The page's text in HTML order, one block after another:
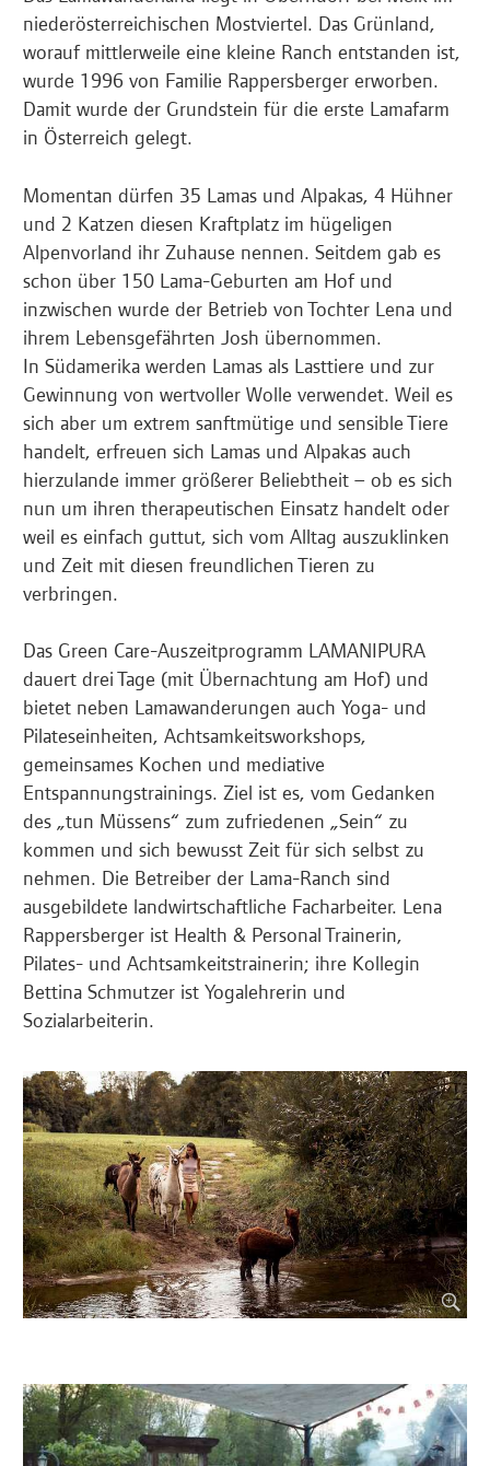
niederösterreichischen Mostviertel. Das Grünland,
worauf mittlerweile eine kleine Ranch entstanden ist,
wurde 1996 von Familie Rappersberger erworben.
Damit wurde der Grundstein für die erste Lamafarm
in Österreich gelegt.
Momentan dürfen 35 Lamas und Alpakas, 4 Hühner
und 2 Katzen diesen Kraftplatz im hügeligen
Alpenvorland ihr Zuhause nennen. Seitdem gab es
schon über 150 Lama-Geburten am Hof und
inzwischen wurde der Betrieb von Tochter Lena und
ihrem Lebensgefährten Josh übernommen.
In Südamerika werden Lamas als Lasttiere und zur
Gewinnung von wertvoller Wolle verwendet. Weil es
sich aber um extrem sanftmütige und sensible Tiere
handelt, erfreuen sich Lamas und Alpakas auch
hierzulande immer größerer Beliebtheit – ob es sich
nun um ihren therapeutischen Einsatz handelt oder
weil es einfach guttut, sich vom Alltag auszuklinken
und Zeit mit diesen freundlichen Tieren zu
verbringen.
Das Green Care-Auszeitprogramm LAMANIPURA
dauert drei Tage (mit Übernachtung am Hof) und
bietet neben Lamawanderungen auch Yoga- und
Pilateseinheiten, Achtsamkeitsworkshops,
gemeinsames Kochen und mediative
Entspannungstrainings. Ziel ist es, vom Gedanken
des „tun Müssens“ zum zufriedenen „Sein“ zu
kommen und sich bewusst Zeit für sich selbst zu
nehmen. Die Betreiber der Lama-Ranch sind
ausgebildete landwirtschaftliche Facharbeiter. Lena
Rappersberger ist Health & Personal Trainerin,
Pilates- und Achtsamkeitstrainerin; ihre Kollegin
Bettina Schmutzer ist Yogalehrerin und
Sozialarbeiterin.